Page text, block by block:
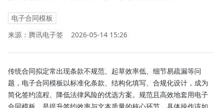
电子合同模板
来源：腾讯电子签
2026-05-14 15:26
传统合同拟定常出现条款不规范、起草效率低、细节易疏漏等问
题，电子合同模板以标准化条款、结构化填写、合规化设计，成为
简化签约流程、降低法律风险的优选方案。规范且高效地套用电子
合同模板，是提升签约效率与文本质量的核心环节，具体操作该如